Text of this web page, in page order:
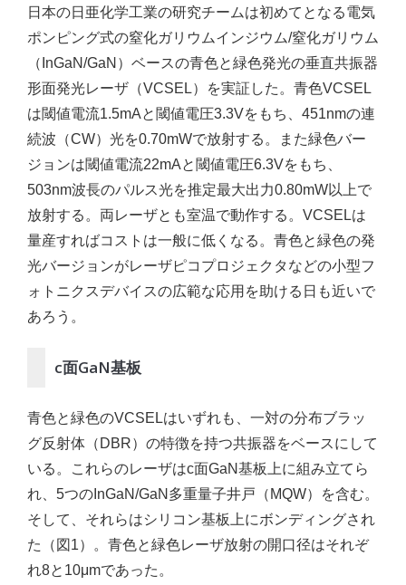
日本の日亜化学工業の研究チームは初めてとなる電気
ポンピング式の窒化ガリウムインジウム/窒化ガリウム
（InGaN/GaN）ベースの青色と緑色発光の垂直共振器
形面発光レーザ（VCSEL）を実証した。青色VCSEL
は閾値電流1.5mAと閾値電圧3.3Vをもち、451nmの連
続波（CW）光を0.70mWで放射する。また緑色バー
ジョンは閾値電流22mAと閾値電圧6.3Vをもち、
503nm波長のパルス光を推定最大出力0.80mW以上で
放射する。両レーザとも室温で動作する。VCSELは
量産すればコストは一般に低くなる。青色と緑色の発
光バージョンがレーザピコプロジェクタなどの小型フ
ォトニクスデバイスの広範な応用を助ける日も近いで
あろう。
c面GaN基板
青色と緑色のVCSELはいずれも、一対の分布ブラッ
グ反射体（DBR）の特徴を持つ共振器をベースにして
いる。これらのレーザはc面GaN基板上に組み立てら
れ、5つのInGaN/GaN多重量子井戸（MQW）を含む。
そして、それらはシリコン基板上にボンディングされ
た（図1）。青色と緑色レーザ放射の開口径はそれぞ
れ8と10μmであった。